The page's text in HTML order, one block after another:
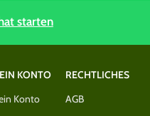
starten
KONTO
Konto
RECHTLICHES
AGB